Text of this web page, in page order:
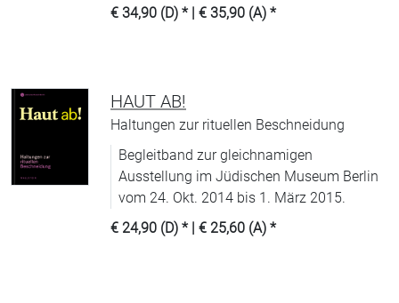
€ 34,90 (D) * | € 35,90 (A) *
HAUT AB!
Haltungen zur rituellen Beschneidung
Begleitband zur gleichnamigen
Ausstellung im Jüdischen Museum Berlin
vom 24. Okt. 2014 bis 1. März 2015.
€ 24,90 (D) * | € 25,60 (A) *